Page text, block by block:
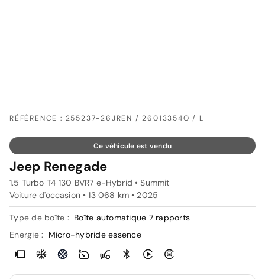
RÉFÉRENCE : 255237-26JREN / 26013354O / L
Ce véhicule est vendu
Jeep Renegade
1.5 Turbo T4 130 BVR7 e-Hybrid • Summit
Voiture d'occasion • 13 068 km • 2025
Type de boîte : Boîte automatique 7 rapports
Energie :
Micro-hybride essence